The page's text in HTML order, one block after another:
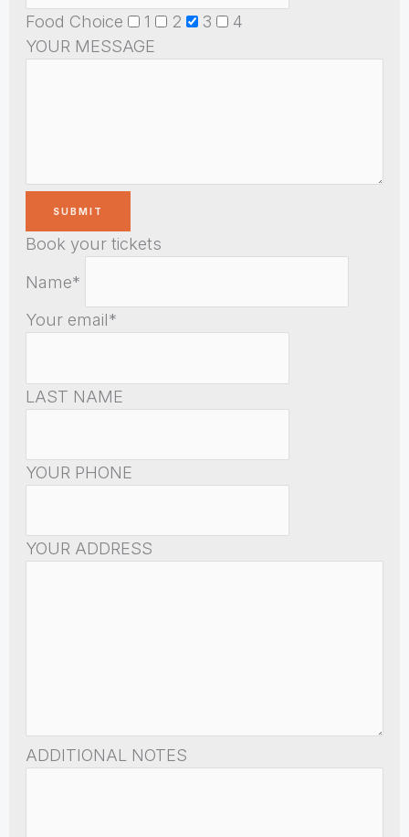
Food Choice 1 2 3
4
YOUR MESSAGE
Book your tickets
Name*
Your email*
LAST NAME
YOUR PHONE
YOUR ADDRESS
ADDITIONAL NOTES